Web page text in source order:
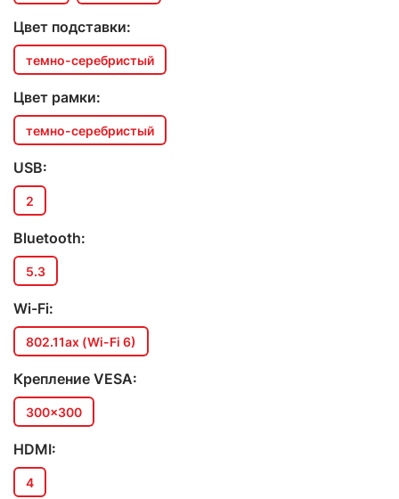
Цвет подставки:
темно-серебристый
Цвет рамки:
темно-серебристый
USB:
2
Bluetooth:
5.3
Wi-Fi:
802.11ax (Wi-Fi 6)
Крепление VESA:
300x300
HDMI:
4